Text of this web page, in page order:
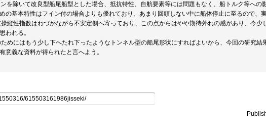
を除いて改良型船尾船型とした場合、抵抗特性、自航要素等には問題もなく、船トルク等への
の基本特性はフイン付の場合よりも優れており、あまり回頭しない中に船体停止に至るので、
縦性指数はわづかながら不安定側へ寄っており、この点からはやや期待外れの感があり、今少
われる。
めにはもう少し下へたれ下ったようなトンネル型の船尾形状にすればよいから、今回の研究結
意義な資料が得られたと言へよう。